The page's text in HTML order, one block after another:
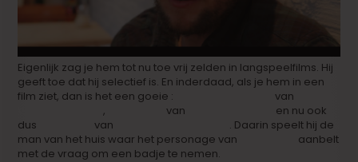
Eigenlijk zag je hem tot nu toe vrij zelden in langspeelfilms. Hij
geeft toe dat hij selectief is. En inderdaad, als je hem in een
film ziet, dan is het een goeie :
‘Dagen Zonder Lief’van
Van Groeningen, van
en nu ook
dus
van
. Daarin speelt hij de
man van het huis waar het personage van
aanbelt
met de vraag om een badje te nemen.